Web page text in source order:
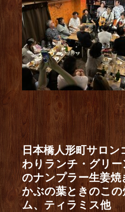
日本橋人形町サロン
わりランチ・グリ
のナンプラー生姜
かぶの葉ときのこ
ム、ティラミス他